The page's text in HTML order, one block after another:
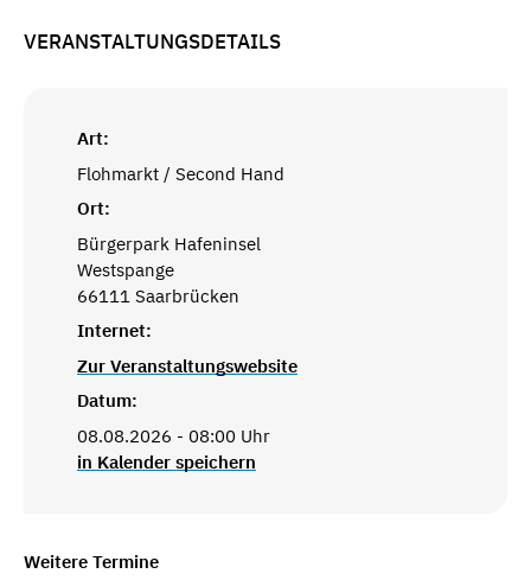
VERANSTALTUNGSDETAILS
Art:
Flohmarkt / Second Hand
Ort:
Bürgerpark Hafeninsel
Westspange
66111 Saarbrücken
Internet:
Zur Veranstaltungswebsite
Datum:
08.08.2026 - 08:00 Uhr
in Kalender speichern
Weitere Termine